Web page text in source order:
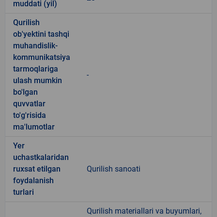
muddati (yil)
Qurilish
ob'yektini tashqi
muhandislik-
kommunikatsiya
tarmoqlariga
ulash mumkin
bo'lgan
quvvatlar
to'g'risida
ma'lumotlar
-
Yer
uchastkalaridan
ruxsat etilgan
foydalanish
turlari
Qurilish sanoati
Qurilish materiallari va buyumlari,